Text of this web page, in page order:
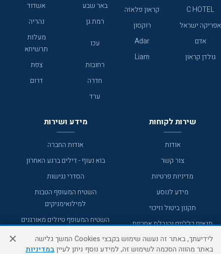
C HOTEL
קראון פלאזה
אפריקה ישראל
רוקסון
אדם
Adar
גולדן קראון
Liam
באר שבע
אשדוד
רמת גן
נהריה
עכו
מעלות
תרשיחא
רחובות
צפת
חדרה
דרום
ערד
שירות לקוחות
אודות
צור קשר
מדיניות פרטיות
מידע לנוסע
תקנון ביטול וזיכוי
תנאים כלליים והגבלת אחריות
תקנון מועדון לקוחות
מידע ושירות
אודות החברה
בוא נעוף - דילים ברגע האחרון
הסדרי נגישות
השטיח המעופף הטבות
למילואימניקים
השטיח המעופף טיולים מאורגנים
טיול מאורגן בשטיח המעופף
טיולי מאורגנים
לידיעתך, באתר זה נעשה שימוש בקבצי Cookies המשך גלישה
באתר מהווה הסכמה לשימוש זה, למידע נוסף ניתן לעייןבמדיניות